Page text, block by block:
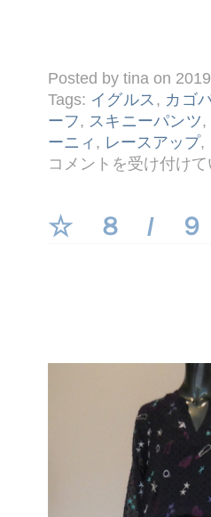
Posted by tina on
Tags: イグルス , カゴ
ーフ, スキニーパンツ,
ーニィ , レースアップ,
☆
３ /
デ
☆
コメントを受け付け
☆ ８ / ９